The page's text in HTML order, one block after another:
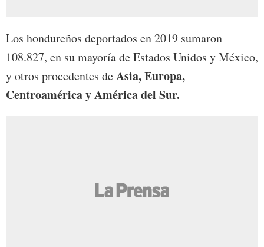
Los hondureños deportados en 2019 sumaron
108.827, en su mayoría de Estados Unidos y México,
y otros procedentes deAsia, Europa,
Centroamérica y América del Sur.